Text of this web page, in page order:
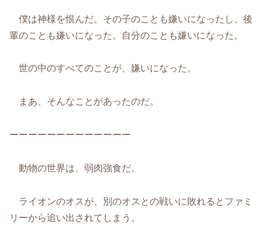
僕は神様を恨んだ。その子のことも嫌いになったし、後
輩のことも嫌いになった。自分のことも嫌いになった。
世の中のすべてのことが、嫌いになった。
まあ、そんなことがあったのだ。
ーーーーーーーーーーーーー
動物の世界は、弱肉強食だ。
ライオンのオスが、別のオスとの戦いに敗れるとファミ
リーから追い出されてしまう。